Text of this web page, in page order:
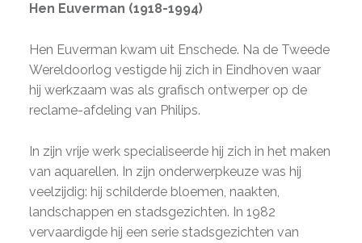
Hen Euverman (1918-1994)
Hen Euverman kwam uit Enschede. Na de Tweede
Wereldoorlog vestigde hij zich in Eindhoven waar
hij werkzaam was als grafisch ontwerper op de
reclame-afdeling van Philips.
In zijn vrije werk specialiseerde hij zich in het maken
van aquarellen. In zijn onderwerpkeuze was hij
veelzijdig: hij schilderde bloemen, naakten,
landschappen en stadsgezichten. In 1982
vervaardigde hij een serie stadsgezichten van